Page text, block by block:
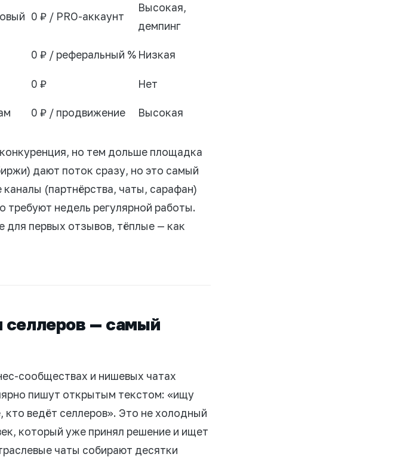
0 ₽ / PRO-аккаунт
Высокая,
демпинг
0 ₽ / реферальный % Низкая
0 ₽
Нет
0 ₽ / продвижение Высокая
но тем дольше площадка
дают поток сразу, но это самый
(партнёрства, чаты, сарафан)
требуют недель регулярной работы.
для первых отзывов, тёплые — как
селлеров — самый
сообществах и нишевых чатах
пишут открытым текстом: «ищу
ведёт селлеров». Это не холодный
который уже принял решение и ищет
чаты собирают десятки